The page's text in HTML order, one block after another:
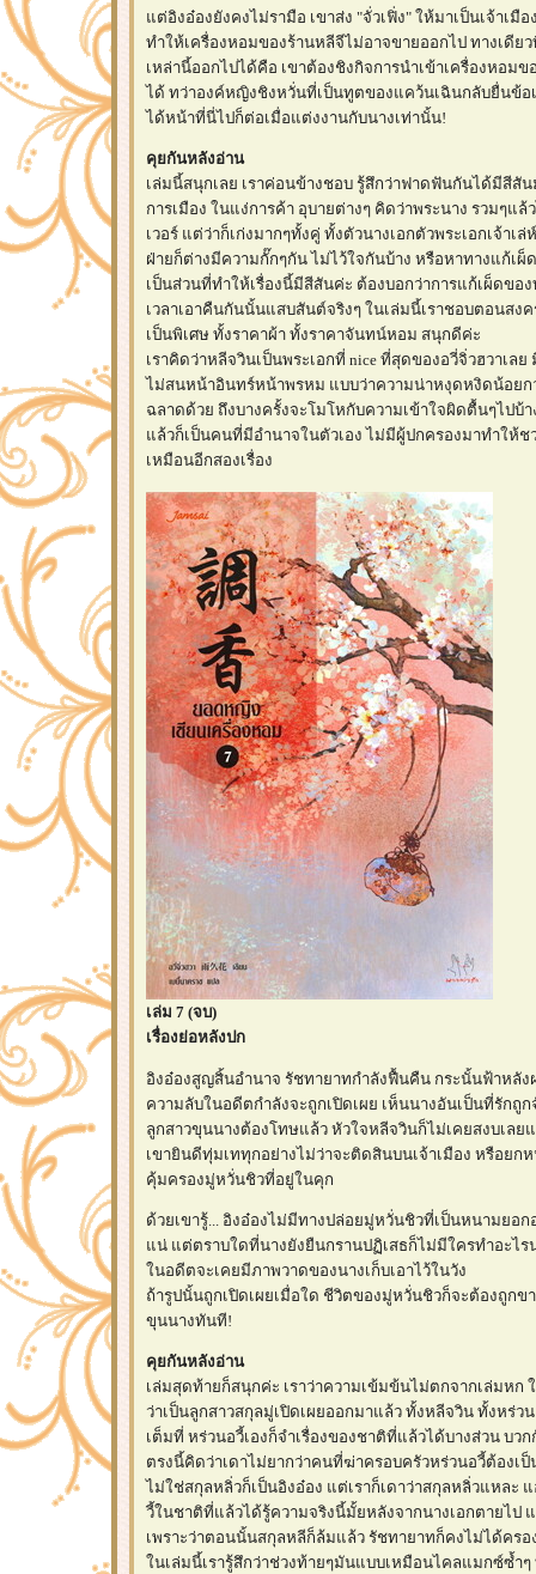
ต่อิงอ๋องยังคงไม่รามือ เขาส่ง "จั่วเฟิ่ง" ให้มาเป็นเจ้าเมื
ทำให้เครื่องหอมของร้านหลีจีไม่อาจขายออกไป ทางเดีย
เหล่านี้ออกไปได้คือ เขาต้องชิงกิจการนำเข้าเครื่องหอม
ได้ ทว่าองค์หญิงชิงหวั่นที่เป็นทูตของแคว้นเฉินกลับยื่นข้อเ
ได้หน้าที่นี่ไปก็ต่อเมื่อแต่งงานกับนางเท่านั้น!
คุยกันหลังอ่าน
เล่มนี้สนุกเลย เราค่อนข้างชอบ รู้สึกว่าฟาดฟันกันได้มีสีสั
การเมือง ในแง่การค้า อุบายต่างๆ คิดว่าพระนาง รวมๆแล้
เวอร์ แต่ว่าก็เก่งมากๆทั้งคู่ ทั้งตัวนางเอกตัวพระเอกเจ้าเ
ฝ่ายก็ต่างมีความกั๊กๆกัน ไม่ไว้ใจกันบ้าง หรือหาทางแก้เผ็
เป็นส่วนที่ทำให้เรื่องนี้มีสีสันค่ะ ต้องบอกว่าการแก้เผ็ดของ
เวลาเอาคืนกันนั้นแสบสันต์จริงๆ ในเล่มนี้เราชอบตอนสง
เป็นพิเศษ ทั้งราคาผ้า ทั้งราคาจันทน์หอม สนุกดีค่ะ
เราคิดว่าหลีจวินเป็นพระเอกที่ nice ที่สุดของอวี่จิ่วฮวาเล
ไม่สนหน้าอินทร์หน้าพรหม แบบว่าความน่าหงุดหงิดน้อยก
ฉลาดด้วย ถึงบางครั้งจะโมโหกับความเข้าใจผิดตื้นๆไปบ้
ล้วก็เป็นคนที่มีอำนาจในตัวเอง ไม่มีผู้ปกครองมาทำให้ช
เหมือนอีกสองเรื่อง
เล่ม 7 (จบ)
เรื่องย่อหลังปก
อิงอ๋องสูญสิ้นอำนาจ รัชทายาทกำลังฟื้นคืน กระนั้นฟ้าหลัง
ความลับในอดีตกำลังจะถูกเปิดเผย เห็นนางอันเป็นที่รักถู
ลูกสาวขุนนางต้องโทษแล้ว หัวใจหลีจวินก็ไม่เคยสงบเล
เขายินดีทุ่มเททุกอย่างไม่ว่าจะติดสินบนเจ้าเมือง หรือยก
คุ้มครองมู่หวั่นชิวที่อยู่ในคุก
ด้วยเขารู้... อิงอ๋องไม่มีทางปล่อยมู่หวั่นชิวที่เป็นหนามยอ
น่ แต่ตราบใดที่นางยังยืนกรานปฏิเสธก็ไม่มีใครทำอะไร
นอดีตจะเคยมีภาพวาดของนางเก็บเอาไว้ในวัง
ถ้ารูปนั้นถูกเปิดเผยเมื่อใด ชีวิตของมู่หวั่นชิวก็จะต้องถูกข
ขุนนางทันที!
คุยกันหลังอ่าน
เล่มสุดท้ายก็สนุกค่ะ เราว่าความเข้มข้นไม่ตกจากเล่มหก
ว่าเป็นลูกสาวสกุลมู่เปิดเผยออกมาแล้ว ทั้งหลีจวิน ทั้งหร่ว
เต็มที่ หร่วนอวี้เองก็จำเรื่องของชาติที่แล้วได้บางส่วน บวก
ตรงนี้คิดว่าเดาไม่ยากว่าคนที่ฆ่าครอบครัวหร่วนอวี้ต้องเ
ไม่ใช่สกุลหลิ่วก็เป็นอิงอ๋อง แต่เราก็เดาว่าสกุลหลิ่วแหละ
วี้ในชาติที่แล้วได้รู้ความจริงนี้มั้ยหลังจากนางเอกตายไป
เพราะว่าตอนนั้นสกุลหลีก็ล้มแล้ว รัชทายาทก็คงไม่ได้คร
นเล่มนี้เรารู้สึกว่าช่วงท้ายๆมันแบบเหมือนไคลแมกซ์ซ้ำ